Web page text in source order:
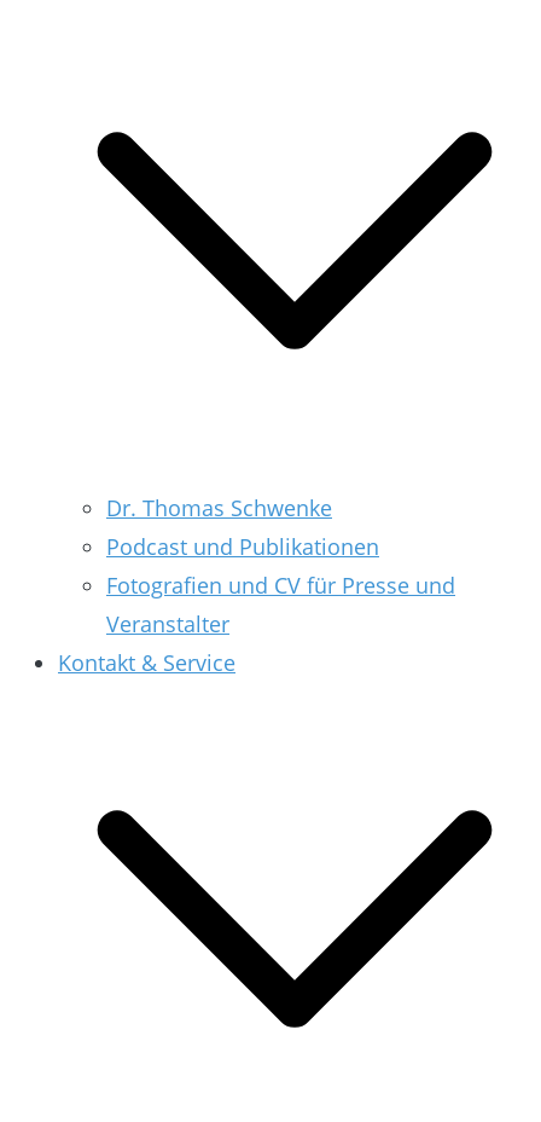
Dr. Thomas Schwenke
Podcast und Publikationen
Fotografien und CV für Presse und
Veranstalter
Kontakt & Service